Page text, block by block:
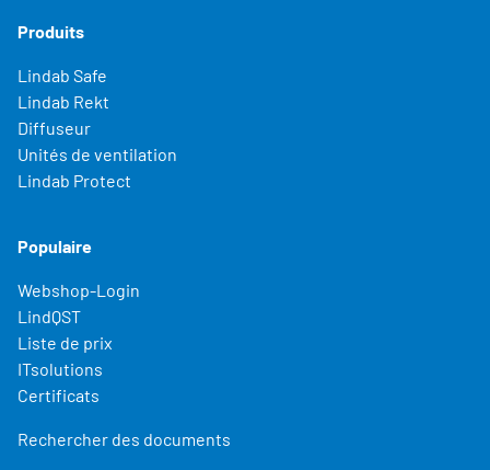
Produits
Lindab Safe
Lindab Rekt
Diffuseur
Unités de ventilation
Lindab Protect
Populaire
Webshop-Login
LindQST
Liste de prix
ITsolutions
Certificats
Rechercher des documents